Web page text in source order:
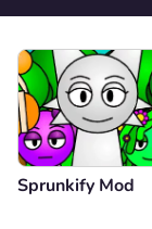
Sprunkify Mod